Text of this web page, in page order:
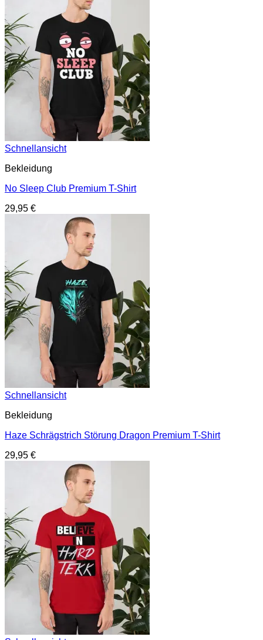
Schnellansicht
Bekleidung
No Sleep Club Premium T-Shirt
29,95 €
Schnellansicht
Bekleidung
Haze Schrägstrich Störung Dragon Premium T-Shirt
29,95 €